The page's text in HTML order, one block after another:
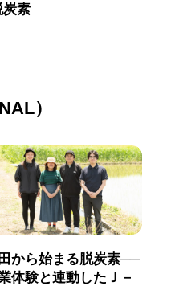
炭素
）
から始まる脱炭素──
体験と連動したＪ－